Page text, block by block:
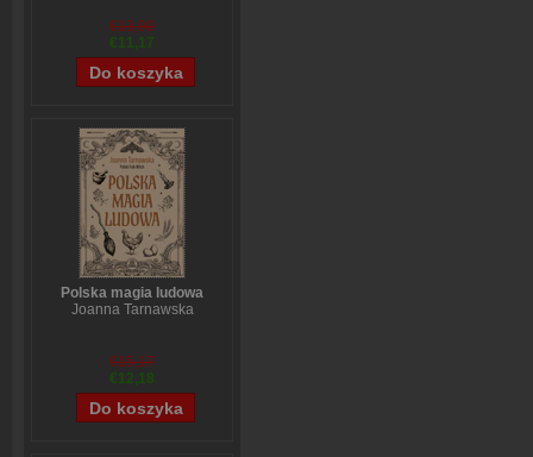
€13,90
€11,17
Polska magia ludowa
Joanna Tarnawska
€15,17
€12,18